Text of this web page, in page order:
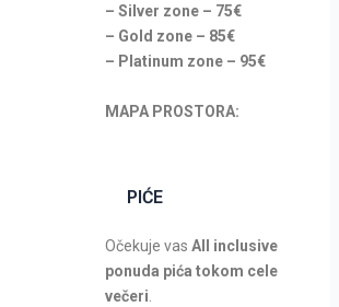
– Silver zone – 75€
– Gold zone – 85€
– Platinum zone – 95€
MAPA PROSTORA:
PIĆE
Očekuje vas All inclusive
ponuda pića tokom cele
večeri.